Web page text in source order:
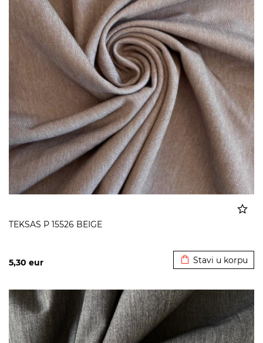
TEKSAS P 15526 BEIGE
5,30 eur Stavi u korpu